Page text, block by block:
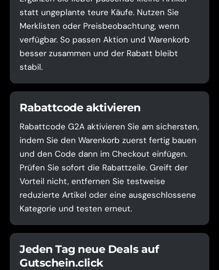
statt ungeplante teure Käufe. Nutzen Sie
Merklisten oder Preisbeobachtung, wenn
verfügbar. So passen Aktion und Warenkorb
besser zusammen und der Rabatt bleibt
stabil.
Rabattcode aktivieren
Rabattcode G2A aktivieren Sie am sichersten,
indem Sie den Warenkorb zuerst fertig bauen
und den Code dann im Checkout einfügen.
Prüfen Sie sofort die Rabattzeile. Greift der
Vorteil nicht, entfernen Sie testweise
reduzierte Artikel oder eine ausgeschlossene
Kategorie und testen erneut.
Jeden Tag neue Deals auf
Gutschein.click